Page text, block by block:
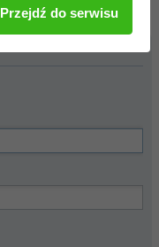
Przejdź do serwisu